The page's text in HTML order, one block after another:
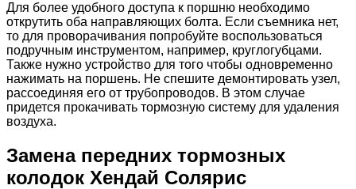
Для более удобного доступа к поршню необходимо
открутить оба направляющих болта. Если съемника нет,
то для проворачивания попробуйте воспользоваться
подручным инструментом, например, круглогубцами.
Также нужно устройство для того чтобы одновременно
нажимать на поршень. Не спешите демонтировать узел,
рассоединяя его от трубопроводов. В этом случае
придется прокачивать тормозную систему для удаления
воздуха.
Замена передних тормозных
колодок Хендай Солярис